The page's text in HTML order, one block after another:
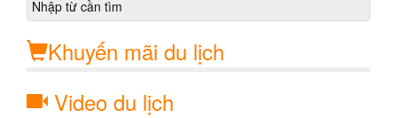
Khuyến mãi du lịch
Video du lịch